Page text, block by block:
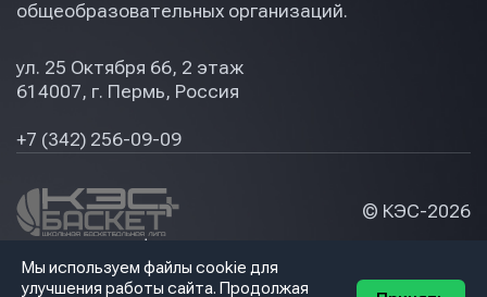
общеобразовательных организаций.
ул. 25 Октября 66, 2 этаж
614007, г. Пермь, Россия
+7 (342) 256-09-09
© КЭС-2026
Политика конфидециальности
Мы используем файлы cookie для
улучшения работы сайта. Продолжая